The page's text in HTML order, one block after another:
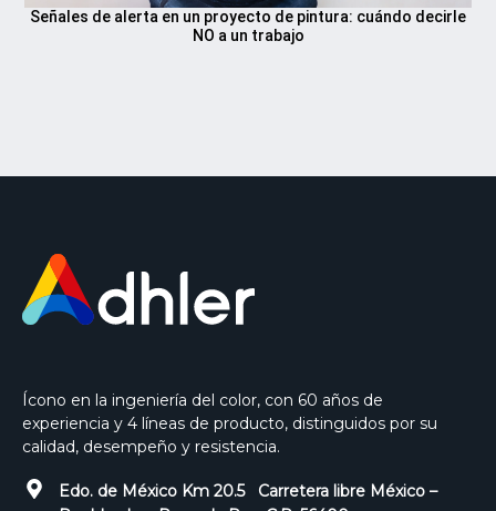
Señales de alerta en un proyecto de pintura: cuándo decirle
NO a un trabajo
Ícono en la ingeniería del color, con 60 años de
experiencia y 4 líneas de producto, distinguidos por su
calidad, desempeño y resistencia.
Edo. de México Km 20.5 Carretera libre México –